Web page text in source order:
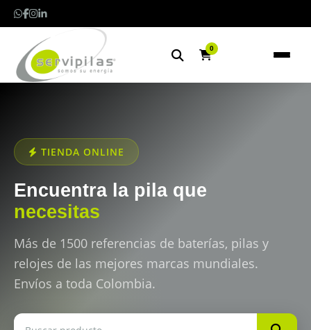
0
TIENDA ONLINE
Encuentra la pila que
necesitas
Más de 1500 referencias de baterías, pilas y
relojes de las mejores marcas mundiales.
Envíos a toda Colombia.